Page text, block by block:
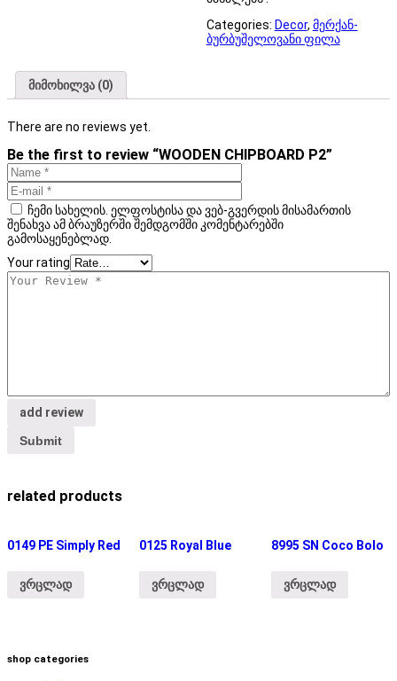
Categories: Decor, მერქან-
ბურბუშელოვანი ფილა
მიმოხილვა (0)
There are no reviews yet.
Be the first to review “WOODEN CHIPBOARD P2”
ჩემი სახელის. ელფოსტისა და ვებ-გვერდის მისამართის
შენახვა ამ ბრაუზერში შემდგომში კომენტარებში
გამოსაყენებლად.
Your rating
add review
related products
0149 PE Simply Red
ვრცლად
0125 Royal Blue
ვრცლად
8995 SN Coco Bolo
ვრცლად
shop categories